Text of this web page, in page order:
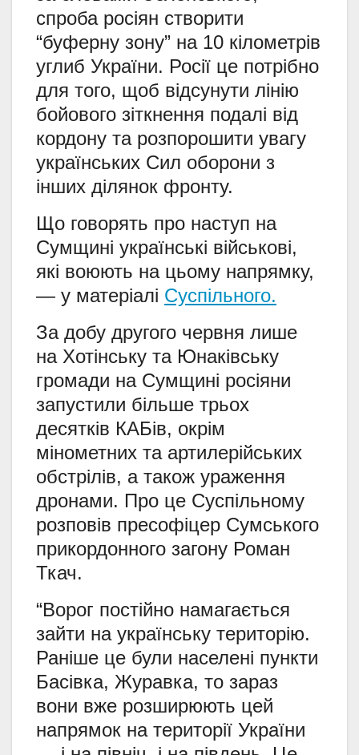
спроба росіян створити
“буферну зону” на 10 кілометрів
углиб України. Росії це потрібно
для того, щоб відсунути лінію
бойового зіткнення подалі від
кордону та розпорошити увагу
українських Сил оборони з
інших ділянок фронту.
Що говорять про наступ на
Сумщині українські військові,
які воюють на цьому напрямку,
— у матеріалі Суспільного.
За добу другого червня лише
на Хотінську та Юнаківську
громади на Сумщині росіяни
запустили більше трьох
десятків КАБів, окрім
мінометних та артилерійських
обстрілів, а також ураження
дронами. Про це Суспільному
розповів пресофіцер Сумського
прикордонного загону Роман
Ткач.
“Ворог постійно намагається
зайти на українську територію.
Раніше це були населені пункти
Басівка, Журавка, то зараз
вони вже розширюють цей
напрямок на території України